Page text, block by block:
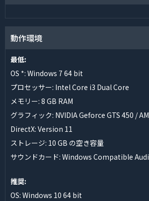
動作環境
最低:
OS *: Windows 7 64 bit
プロセッサー: Intel Core i3 Dual Core
メモリー: 8 GB RAM
グラフィック: NVIDIA Geforce GTS 450 /
DirectX: Version 11
ストレージ: 10 GB の空き容量
サウンドカード: Windows Compatible
推奨:
OS: Windows 10 64 bit